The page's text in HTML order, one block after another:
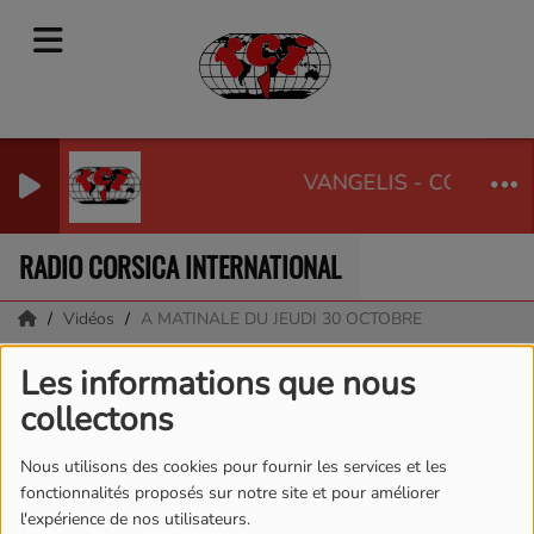
Les informations que nous
collectons
Nous utilisons des cookies pour fournir les services et les
fonctionnalités proposés sur notre site et pour améliorer
l'expérience de nos utilisateurs.
VANGELIS -
RADIO CORSICA INTERNATIONAL
Vidéos A MATINALE DU JEUDI 30 OCTOBRE
A MATINALE DU JEUDI
30 OCTOBRE